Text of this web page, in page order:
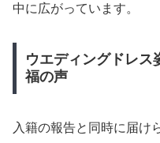
中に広がっています。
ウエディングドレス
福の声
入籍の報告と同時に届け